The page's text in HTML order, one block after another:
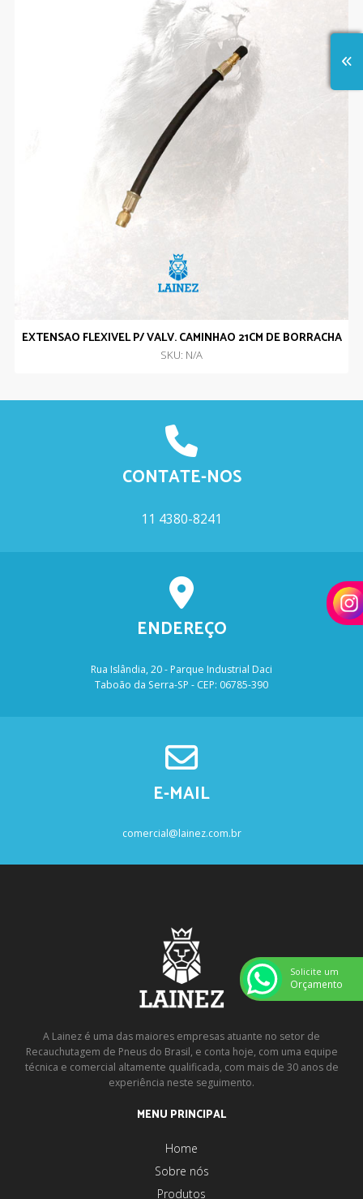
EXTENSAO FLEXIVEL P/ VALV. CAMINHAO 21CM DE BORRACHA
SKU: N/A
CONTATE-NOS
11 4380-8241
ENDEREÇO
Rua Islândia, 20 - Parque Industrial Daci
Taboão da Serra-SP - CEP: 06785-390
E-MAIL
comercial@lainez.com.br
A Lainez é uma das maiores empresas atuante no setor de
Recauchutagem de Pneus do Brasil, e conta hoje, com uma equipe
técnica e comercial altamente qualificada, com mais de 30 anos de
experiência neste seguimento.
MENU PRINCIPAL
Home
Sobre nós
Produtos
Solicite um
Orçamento